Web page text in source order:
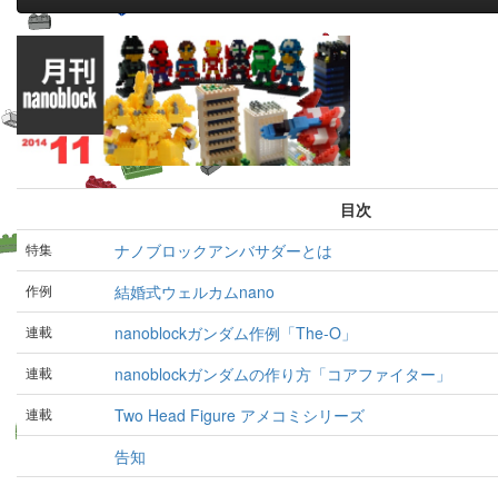
目次
特集 ナノブロックアンバサダーとは
作例 結婚式ウェルカムnano
連載 nanoblockガンダム作例「The-O」
連載 nanoblockガンダムの作り方「コアファイター」
連載
Two Head Figure アメコミシリーズ
告知